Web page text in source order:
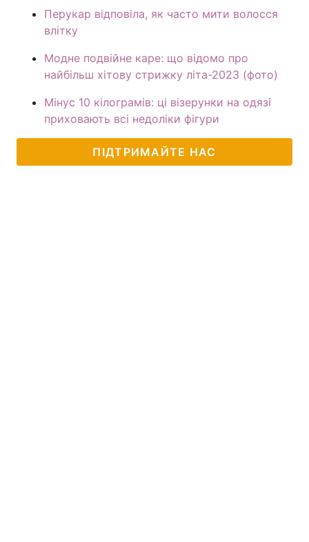
Перукар відповіла, як часто мити волосся
влітку
Модне подвійне каре: що відомо про
найбільш хітову стрижку літа-2023 (фото)
Мінус 10 кілограмів: ці візерунки на одязі
приховають всі недоліки фігури
ПІДТРИМАЙТЕ НАС